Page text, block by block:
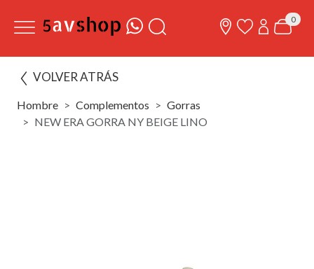
0
VOLVER ATRÁS
Hombre Complementos
Gorras
NEW ERA GORRA NY BEIGE LINO